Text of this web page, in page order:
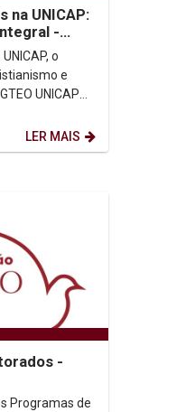
na UNICAP:
-
o
e
UNICAP
LER MAIS
-
Programas de